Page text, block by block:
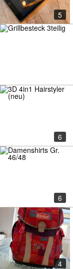
5
6
6
4